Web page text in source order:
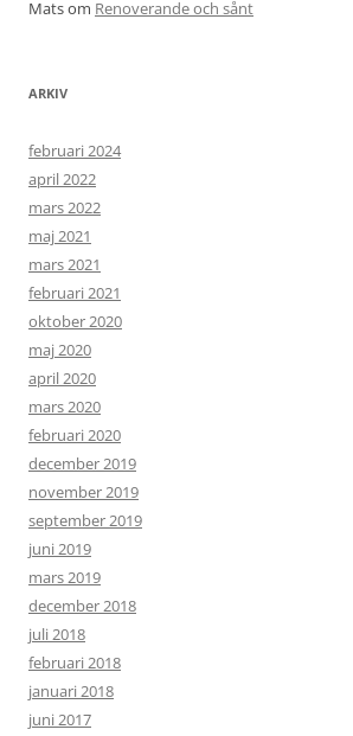
Matsom Renoverande och sånt
ARKIV
februari 2024
april 2022
mars 2022
maj 2021
mars 2021
februari 2021
oktober 2020
maj 2020
april 2020
mars 2020
februari 2020
december 2019
november 2019
september 2019
juni 2019
mars 2019
december 2018
juli 2018
februari 2018
januari 2018
juni 2017